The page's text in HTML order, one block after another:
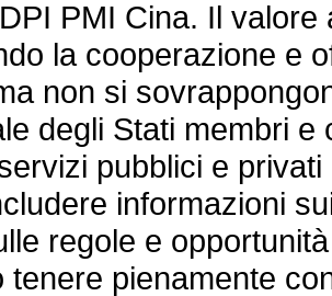
PMI Cina. Il
la cooperazione e
non si
degli Stati membri
pubblici e
informazioni
regole e
tenere pienamente